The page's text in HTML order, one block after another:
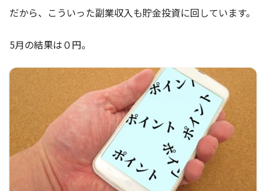
だから、こういった副業収入も貯金投資に回しています。
5月の結果は０円。